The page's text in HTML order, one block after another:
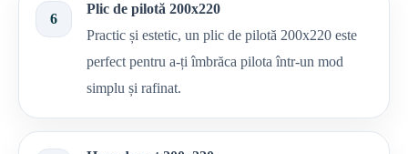
6
Plic de pilotă 200x220
Practic și estetic, un plic de pilotă 200x220 este
perfect pentru a-ți îmbrăca pilota într-un mod
simplu și rafinat.